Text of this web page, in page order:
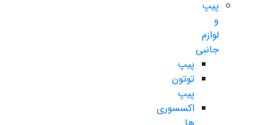
پیپ
و
لوازم
جانبی
پیپ
توتون
پیپ
اکسسوری